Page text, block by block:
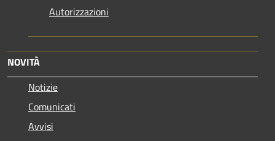
Autorizzazioni
NOVITÀ
Notizie
Comunicati
Avvisi